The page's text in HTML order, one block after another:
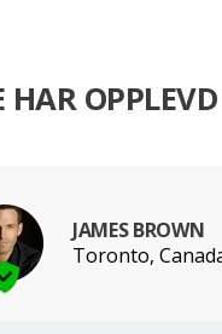
HAR
JAMES BROWN
Toronto,